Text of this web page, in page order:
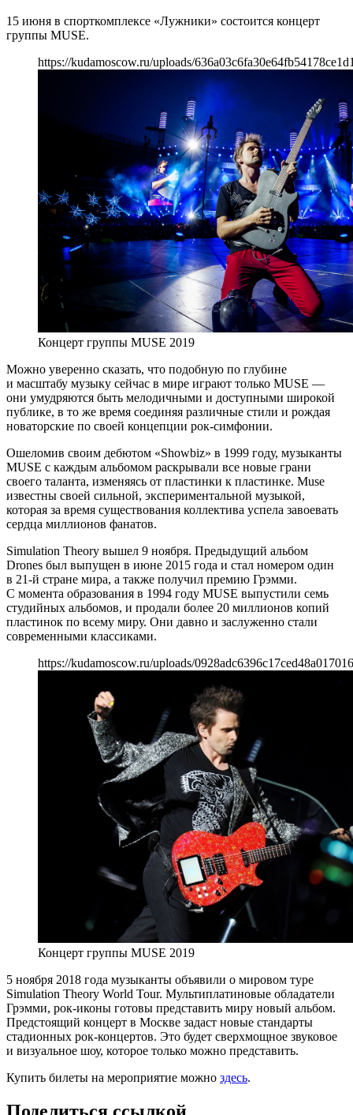
15 июня в спорткомплексе «Лужники» состоится концерт
группы MUSE.
https://kudamoscow.ru/uploads/
Концерт группы MUSE 2019
Можно уверенно сказать, что подобную по глубине
и масштабу музыку сейчас в мире играют только MUSE —
они умудряются быть мелодичными и доступными широкой
публике, в то же время соединяя различные стили и рождая
новаторские по своей концепции рок-симфонии.
Ошеломив своим дебютом «Showbiz» в 1999 году, музыканты
MUSE с каждым альбомом раскрывали все новые грани
своего таланта, изменяясь от пластинки к пластинке. Muse
известны своей сильной, экспериментальной музыкой,
которая за время существования коллектива успела завоевать
сердца миллионов фанатов.
Simulation Theory вышел 9 ноября. Предыдущий альбом
Drones был выпущен в июне 2015 года и стал номером один
в 21-й стране мира, а также получил премию Грэмми.
С момента образования в 1994 году MUSE выпустили семь
студийных альбомов, и продали более 20 миллионов копий
пластинок по всему миру. Они давно и заслуженно стали
современными классиками.
https://kudamoscow.ru/uploads/
Концерт группы MUSE 2019
5 ноября 2018 года музыканты объявили о мировом туре
Simulation Theory World Tour. Мультиплатиновые обладатели
Грэмми, рок-иконы готовы представить миру новый альбом.
Предстоящий концерт в Москве задаст новые стандарты
стадионных рок-концертов. Это будет сверхмощное звуковое
и визуальное шоу, которое только можно представить.
Купить билеты на мероприятие можно здесь.